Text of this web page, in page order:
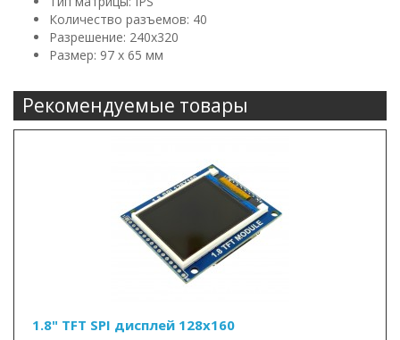
Количество разъемов: 40
Разрешение: 240x320
Размер: 97 х 65 мм
Рекомендуемые товары
1.8" TFT SPI дисплей 128x160